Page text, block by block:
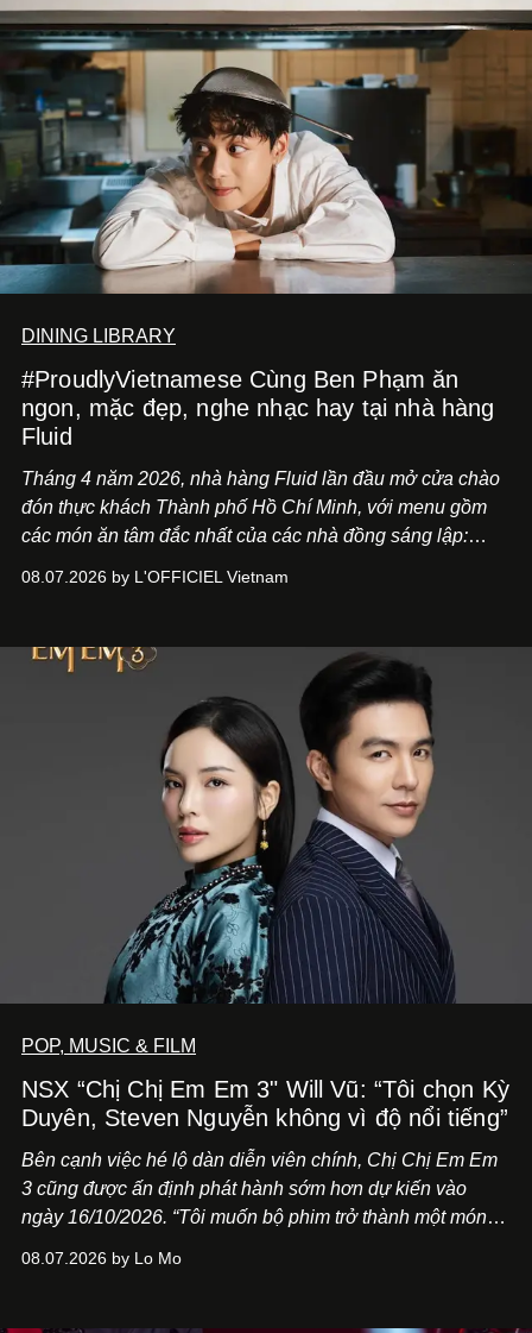
DINING LIBRARY
#ProudlyVietnamese Cùng Ben Phạm ăn
ngon, mặc đẹp, nghe nhạc hay tại nhà hàng
Fluid
Tháng 4 năm 2026, nhà hàng Fluid lần đầu mở cửa chào
đón thực khách Thành phố Hồ Chí Minh, với menu gồm
các món ăn tâm đắc nhất của các nhà đồng sáng lập:
món ăn đa dạng từ Á đến Âu nhanh chóng được yêu thích
mang đến niềm vui cho thực khách.
08.07.2026 by L'OFFICIEL Vietnam
POP, MUSIC & FILM
NSX “Chị Chị Em Em 3" Will Vũ: “Tôi chọn Kỳ
Duyên, Steven Nguyễn không vì độ nổi tiếng”
Bên cạnh việc hé lộ dàn diễn viên chính, Chị Chị Em Em
3 cũng được ấn định phát hành sớm hơn dự kiến vào
ngày 16/10/2026. “Tôi muốn bộ phim trở thành một món
Việt Nam”, NSX Will Vũ cho biết.
08.07.2026 by Lo Mo